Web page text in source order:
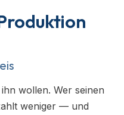
wollen. Wer seinen
weniger — und